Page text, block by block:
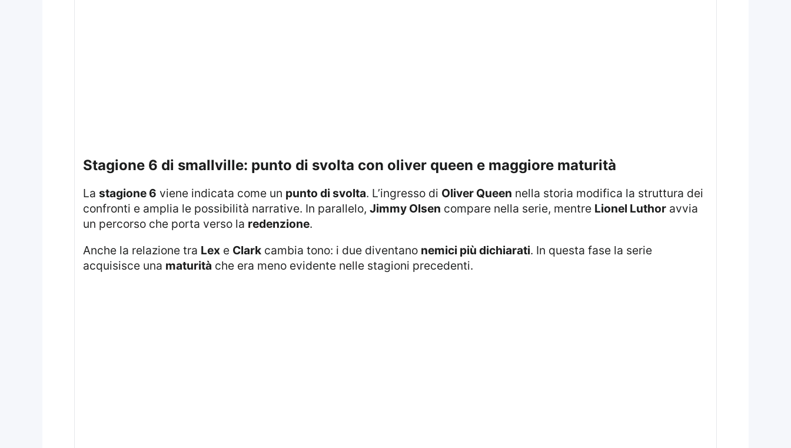
stagione 6 di smallville: punto di svolta con oliver queen e maggiore maturità
La stagione 6 viene indicata come un punto di svolta. L’ingresso di Oliver Queen nella storia modifica la struttura dei
confronti e amplia le possibilità narrative. In parallelo, Jimmy Olsen compare nella serie, mentre Lionel Luthoravvia
un percorso che porta verso la redenzione.
Anche la relazione tra Lexe Clarkcambia tono: i due diventano nemici più dichiarati. In questa fase la serie
acquisisce una maturità che era meno evidente nelle stagioni precedenti.